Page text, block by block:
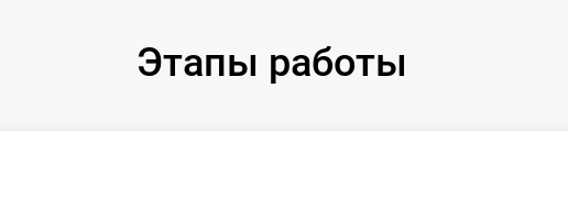
Этапы работы